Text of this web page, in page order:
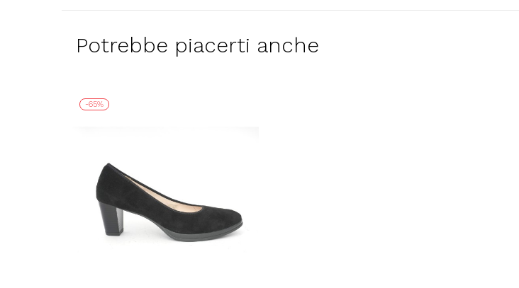
Potrebbe piacerti anche
-65%